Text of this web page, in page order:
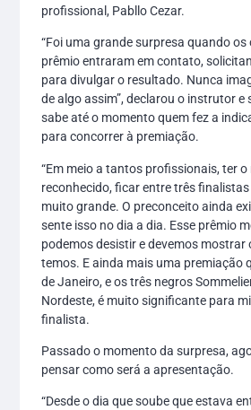
profissional, Pabllo Cezar.
“Foi uma grande surpresa quando
prêmio entraram em contato,
para divulgar o resultado. Nunca
de algo assim”, declarou o instrutor e
sabe até o momento quem fez a
para concorrer à premiação.
“Em meio a tantos profissionais, ter
reconhecido, ficar entre três finalistas
muito grande. O preconceito ainda
sente isso no dia a dia. Esse prêmio
podemos desistir e devemos mostrar
temos. E ainda mais uma premiação
de Janeiro, e os três negros
Nordeste, é muito significante para
finalista.
Passado o momento da surpresa,
pensar como será a apresentação.
“Desde o dia que soube que estava